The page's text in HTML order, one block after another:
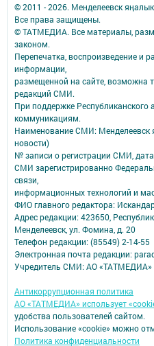
© 2011 - 2026. Менделеевск
Все права защищены.
© ТАТМЕДИА. Все материалы,
законом.
Перепечатка, воспроизведение и
информации,
размещенной на сайте, возможна
редакций СМИ.
При поддержке Республиканского
коммуникациям.
Наименование СМИ: Менделеевск
новости)
№ записи о регистрации СМИ,
СМИ зарегистрированно
связи,
информационных технологий и
ФИО главного редактора:
Адрес редакции: 423650,
Менделеевск, ул. Фомина, д. 20
Телефон редакции: (85549) 2-14-55
Электронная почта редакции:
Учредитель СМИ: АО «ТАТМЕДИА»
Антикоррупционная политика
АО «ТАТМЕДИА» использует
удобства пользователей сайтом.
Использование «cookie» можно
Политика конфиденциальности